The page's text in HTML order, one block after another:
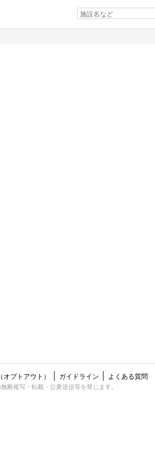
プトアウト） ガイドライン よくある質問
複写・転載・公衆送信等を禁じます。